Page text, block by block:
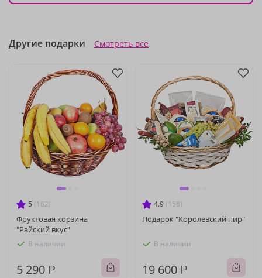
Другие подарки Смотреть все
5 (182)
Фруктовая корзина
"Райский вкус"
В наличии
5 290 ₽
4.9 (158)
Подарок "Королевский пир"
В наличии
19 600 ₽